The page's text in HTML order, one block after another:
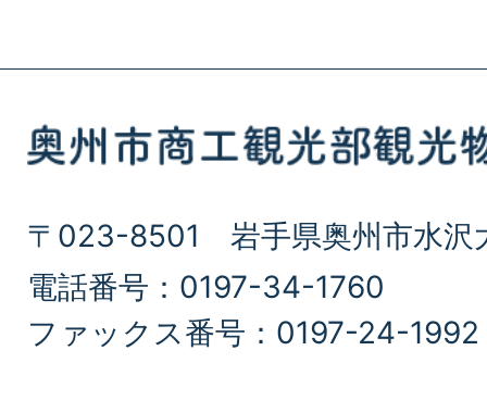
〒023-8501 岩手県奥州市水沢
電話番号：0197-34-1760
ファックス番号：0197-24-1992